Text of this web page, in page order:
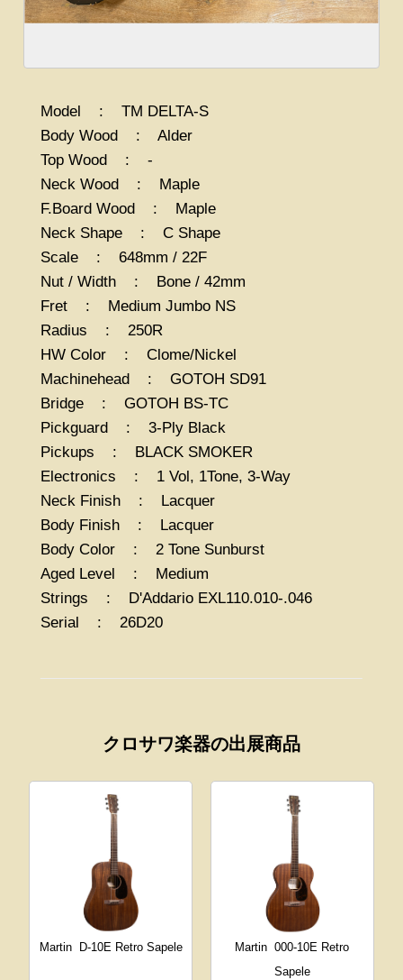
Model : TM DELTA-S
Body Wood : Alder
Top Wood : -
Neck Wood : Maple
F.Board Wood : Maple
Neck Shape : C Shape
Scale : 648mm / 22F
Nut / Width : Bone / 42mm
Fret : Medium Jumbo NS
Radius : 250R
HW Color : Clome/Nickel
Machinehead : GOTOH SD91
Bridge : GOTOH BS-TC
Pickguard : 3-Ply Black
Pickups : BLACK SMOKER
Electronics : 1 Vol, 1Tone, 3-Way
Neck Finish : Lacquer
Body Finish : Lacquer
Body Color : 2 Tone Sunburst
Aged Level : Medium
Strings : D'Addario EXL110.010-.046
Serial : 26D20
クロサワ楽器の出展商品
Martin D-10E Retro Sapele Martin 000-10E Retro
Sapele